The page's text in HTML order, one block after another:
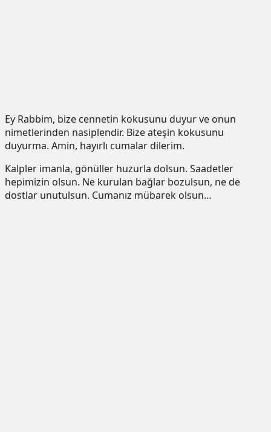
Ey Rabbim, bize cennetin kokusunu duyur ve onun
nimetlerinden nasiplendir. Bize ateşin kokusunu
duyurma. Amin, hayırlı cumalar dilerim.
Kalpler imanla, gönüller huzurla dolsun. Saadetler
hepimizin olsun. Ne kurulan bağlar bozulsun, ne de
dostlar unutulsun. Cumanız mübarek olsun…